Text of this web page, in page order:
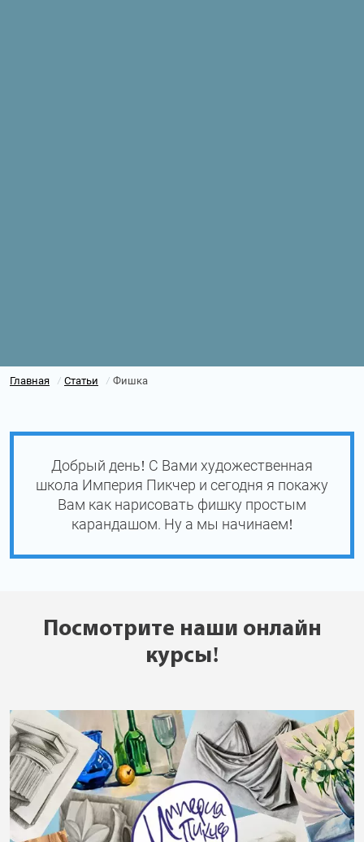
Главная / Статьи / Фишка
Добрый день! С Вами художественная
школа Империя Пикчер и сегодня я покажу
Вам как нарисовать фишку простым
карандашом. Ну а мы начинаем!
Посмотрите наши онлайн
курсы!